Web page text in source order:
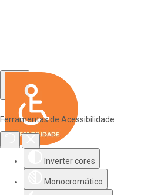
Ferramentas de Acessibilidade
Inverter cores
Monocromático